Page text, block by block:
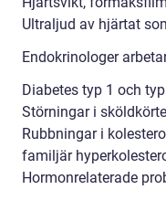
Ultraljud av hjärtat
Endokrinologer
Diabetes typ 1 och
Störningar i
Rubbningar i
familjär
Hormonrelaterade